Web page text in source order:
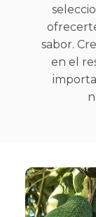
sabor.
en el